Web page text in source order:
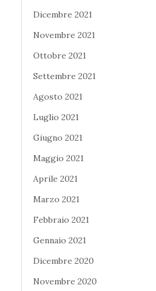
Dicembre 2021
Novembre 2021
Ottobre 2021
Settembre 2021
Agosto 2021
Luglio 2021
Giugno 2021
Maggio 2021
Aprile 2021
Marzo 2021
Febbraio 2021
Gennaio 2021
Dicembre 2020
Novembre 2020